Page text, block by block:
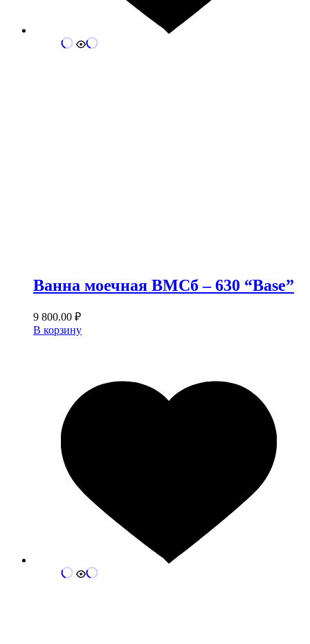
Ванна моечная ВМСб – 630 “Base”
9 800.00 ₽
В корзину